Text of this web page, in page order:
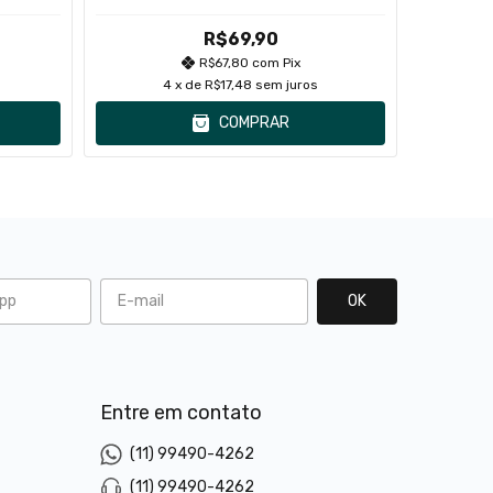
R$69,90
R$67,80 com Pix
4 x de R$17,48 sem juros
COMPRAR
Entre em contato
(11) 99490-4262
(11) 99490-4262